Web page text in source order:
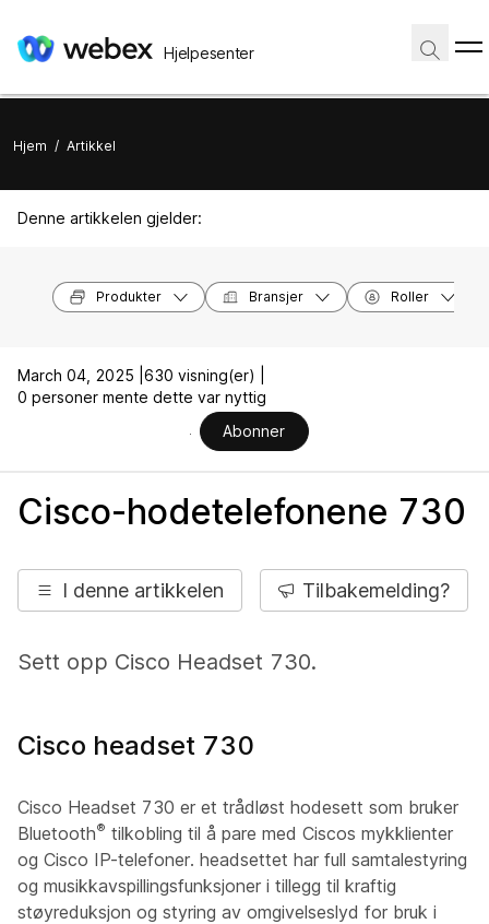
Hjelpesenter
Hjem / Artikkel
Denne artikkelen gjelder:
Produkter Bransjer Roller
March 04, 2025 | 630 visning(er) |
0 personer mente dette var nyttig
Abonner
Cisco-hodetelefonene 730
I denne artikkelen Tilbakemelding?
Sett opp Cisco Headset 730.
Cisco headset 730
Cisco Headset 730 er et trådløst hodesett som bruker
Bluetooth® tilkobling til å pare med Ciscos mykklienter
og Cisco IP-telefoner. headsettet har full samtalestyring
og musikkavspillingsfunksjoner i tillegg til kraftig
støyreduksjon og styring av omgivelseslyd for bruk i